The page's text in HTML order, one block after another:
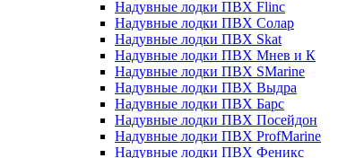
Надувные лодки ПВХ Flinc
Надувные лодки ПВХ Солар
Надувные лодки ПВХ Skat
Надувные лодки ПВХ Мнев и К
Надувные лодки ПВХ SMarine
Надувные лодки ПВХ Выдра
Надувные лодки ПВХ Барс
Надувные лодки ПВХ Посейдон
Надувные лодки ПВХ ProfMarine
Надувные лодки ПВХ Феникс